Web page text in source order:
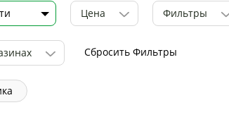
Цена Фильтры
Сбросить Фильтры